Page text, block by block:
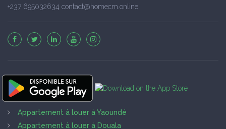
+237 695032634 contact@homecm.online
Appartement à louer à Yaoundé
Appartement à louer à Douala